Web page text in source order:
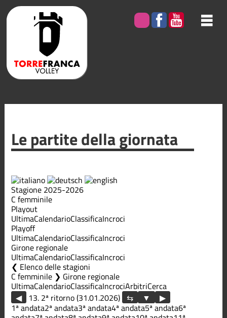
Le partite della giornata
Stagione 2025-2026
C femminile
Playout
UltimaCalendarioClassificaIncroci
Playoff
UltimaCalendarioClassificaIncroci
Girone regionale
UltimaCalendarioClassificaIncroci
Elenco delle stagioni
C femminile ❯ Girone regionale
UltimaCalendarioClassificaIncrociArbitriCerca
◀
13. 2ª ritorno (31.01.2026)
▶
1ª andata2ª andata3ª andata4ª andata5ª andata6ª